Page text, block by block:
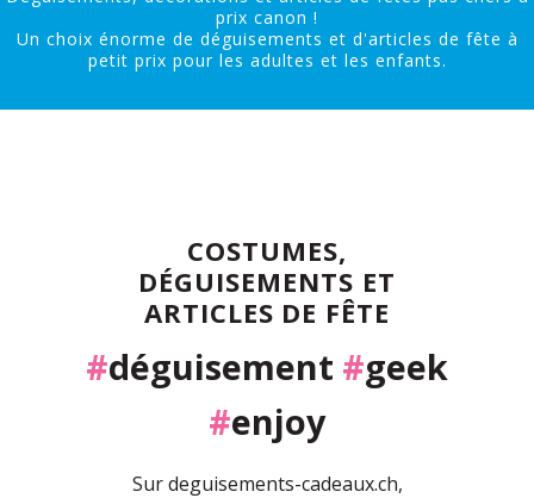
prix canon !
Un choix énorme de déguisements et d'articles de fête à
petit prix pour les adultes et les enfants.
COSTUMES,
DÉGUISEMENTS ET
ARTICLES DE FÊTE
#déguisement #geek
#enjoy
Sur deguisements-cadeaux.ch,